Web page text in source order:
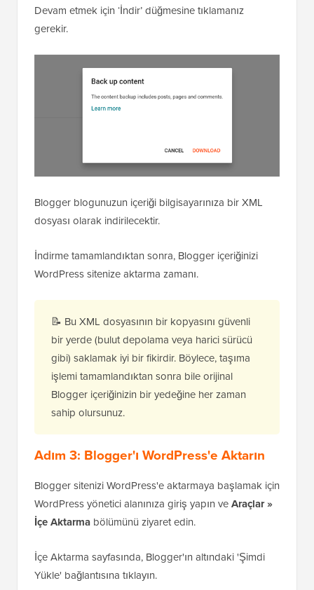
Devam etmek için ‘İndir’ düğmesine tıklamanız
gerekir.
Blogger blogunuzun içeriği bilgisayarınıza bir XML
dosyası olarak indirilecektir.
İndirme tamamlandıktan sonra, Blogger içeriğinizi
WordPress sitenize aktarma zamanı.
📝 Bu XML dosyasının bir kopyasını güvenli
bir yerde (bulut depolama veya harici sürücü
gibi) saklamak iyi bir fikirdir. Böylece, taşıma
işlemi tamamlandıktan sonra bile orijinal
Blogger içeriğinizin bir yedeğine her zaman
sahip olursunuz.
Adım 3: Blogger'ı WordPress'e Aktarın
Blogger sitenizi WordPress'e aktarmaya başlamak için
WordPress yönetici alanınıza giriş yapın veAraçlar »
İçe Aktarma bölümünü ziyaret edin.
İçe Aktarma sayfasında, Blogger'ın altındaki 'Şimdi
Yükle' bağlantısına tıklayın.